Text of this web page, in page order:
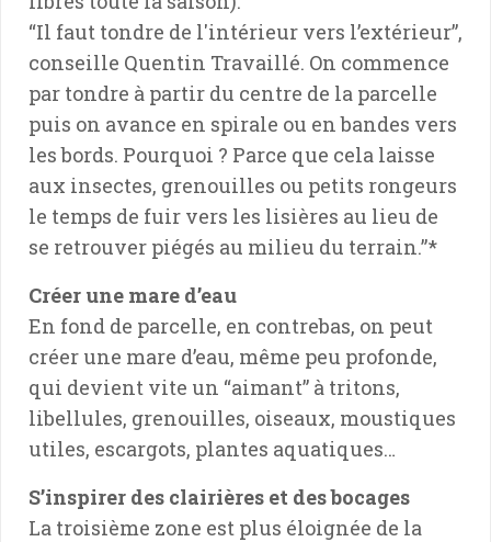
“Il faut tondre de l'intérieur vers l’extérieur”,
conseille Quentin Travaillé. On commence
par tondre à partir du centre de la parcelle
puis on avance en spirale ou en bandes vers
les bords. Pourquoi ? Parce que cela laisse
aux insectes, grenouilles ou petits rongeurs
le temps de fuir vers les lisières au lieu de
se retrouver piégés au milieu du terrain.”*
Créer une mare d’eau
En fond de parcelle, en contrebas, on peut
créer une mare d’eau, même peu profonde,
qui devient vite un “aimant” à tritons,
libellules, grenouilles, oiseaux, moustiques
utiles, escargots, plantes aquatiques…
S’inspirer des clairières et des bocages
La troisième zone est plus éloignée de la